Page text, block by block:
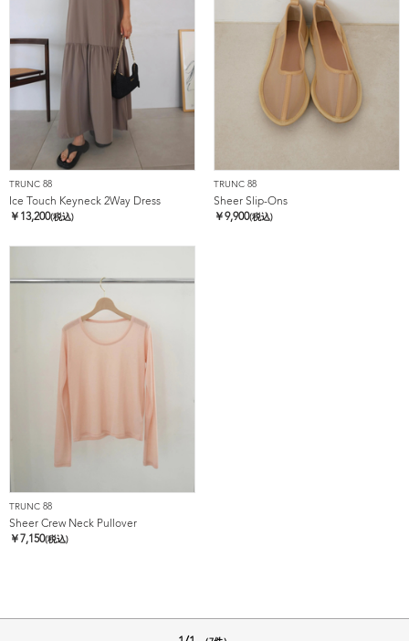
TRUNC 88
Ice Touch Keyneck 2Way Dress
￥ 13,200(税込)
TRUNC 88
Sheer Slip-Ons
￥9,900(税込)
TRUNC 88
Sheer Crew Neck Pullover
￥ 7,150(税込)